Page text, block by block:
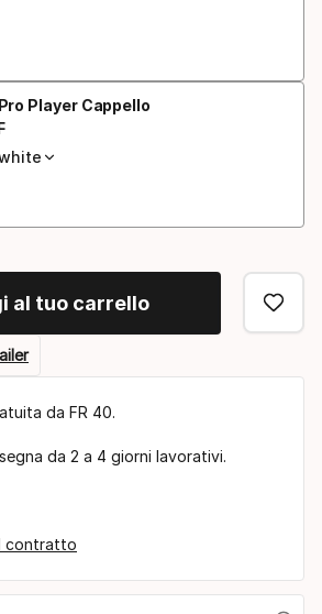
Player Cappello
al tuo carrello
da FR 40.
da 2 a 4 giorni lavorativi.
contratto